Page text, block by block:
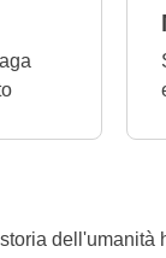
dell'umanità